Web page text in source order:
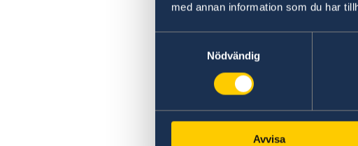
med annan information som du har
Nödvändig
Avvisa